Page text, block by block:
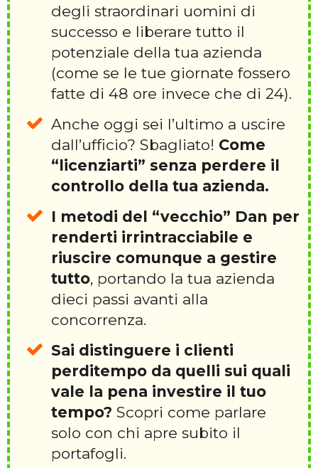
degli straordinari uomini di
successo e liberare tutto il
potenziale della tua azienda
(come se le tue giornate fossero
fatte di 48 ore invece che di 24).
Anche oggi sei l’ultimo a uscire
dall’ufficio? Sbagliato! Come
“licenziarti” senza perdere il
controllo della tua azienda.
I metodi del “vecchio” Dan per
renderti irrintracciabile e
riuscire comunque a gestire
tutto, portando la tua azienda
dieci passi avanti alla
concorrenza.
Sai distinguere i clienti
perditempo da quelli sui quali
vale la pena investire il tuo
tempo? Scopri come parlare
solo con chi apre subito il
portafogli.